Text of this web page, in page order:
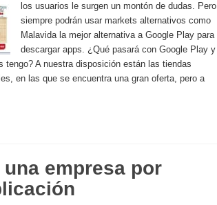
los usuarios le surgen un montón de dudas. Pero
siempre podrán usar markets alternativos como
Malavida la mejor alternativa a Google Play para
descargar apps. ¿Qué pasará con Google Play y
A nuestra disposición están las tiendas
en las que se encuentra una gran oferta, pero a
empresa por